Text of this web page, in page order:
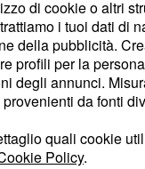
basso profilo che
perché tutto
2014:
di cookie o altri
i tuoi dati di
della pubblicità.
profili per la
degli annunci.
da fonti
quali cookie
Policy.